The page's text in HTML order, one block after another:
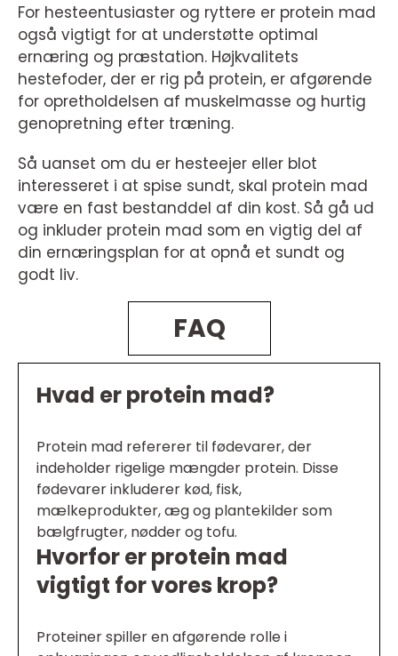
For hesteentusiaster og ryttere er protein mad
også vigtigt for at understøtte optimal
ernæring og præstation. Højkvalitets
hestefoder, der er rig på protein, er afgørende
for opretholdelsen af muskelmasse og hurtig
genopretning efter træning.
Så uanset om du er hesteejer eller blot
interesseret i at spise sundt, skal protein mad
være en fast bestanddel af din kost. Så gå ud
og inkluder protein mad som en vigtig del af
din ernæringsplan for at opnå et sundt og
godt liv.
FAQ
Hvad er protein mad?
Protein mad refererer til fødevarer, der
indeholder rigelige mængder protein. Disse
fødevarer inkluderer kød, fisk,
mælkeprodukter, æg og plantekilder som
bælgfrugter, nødder og tofu.
Hvorfor er protein mad
vigtigt for vores krop?
Proteiner spiller en afgørende rolle i